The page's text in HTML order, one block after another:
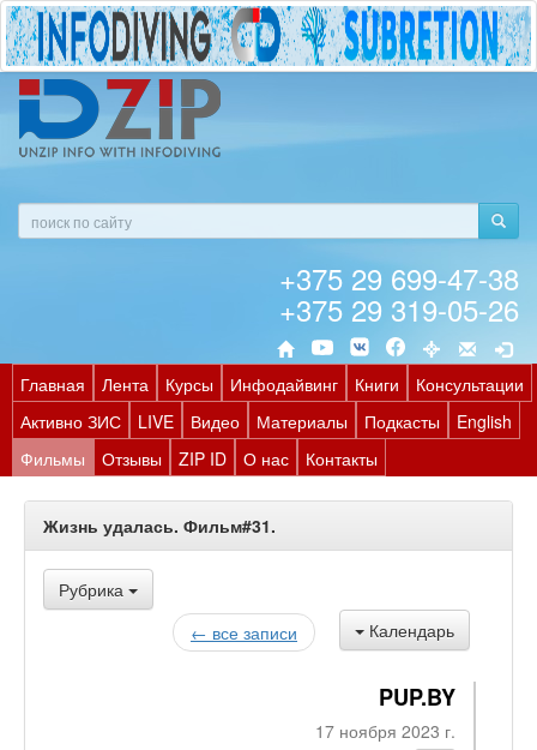
+375 29 699-47-38
+375 29 319-05-26
Главная Лента Курсы Инфодайвинг Книги
Консультации
Активно ЗИС
LIVE Видео Материалы Подкасты
English
Фильмы
Отзывы ZIP ID О нас Контакты
Жизнь удалась. Фильм#31.
Рубрика
Календарь
← все записи
PUP.BY
17 ноября 2023 г.